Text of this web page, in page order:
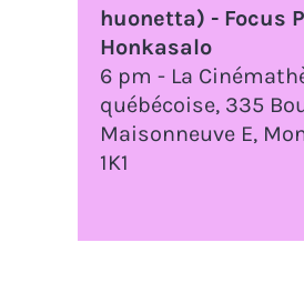
huonetta) - Focus
Honkasalo
6 pm - La
québécoise, 335
Maisonneuve E,
1K1